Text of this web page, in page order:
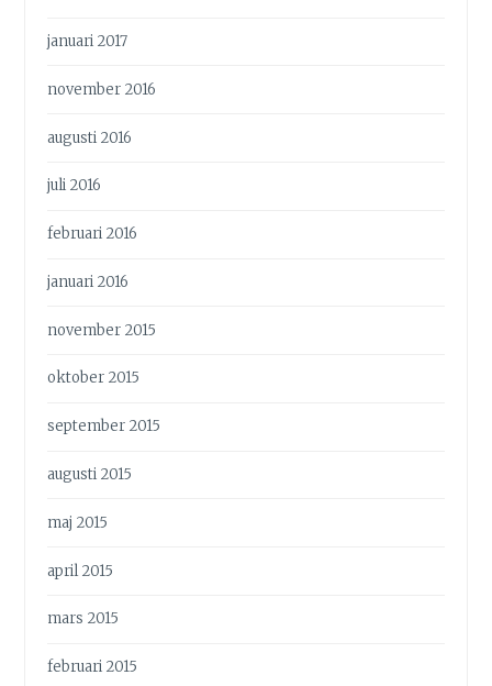
januari 2017
november 2016
augusti 2016
juli 2016
februari 2016
januari 2016
november 2015
oktober 2015
september 2015
augusti 2015
maj 2015
april 2015
mars 2015
februari 2015